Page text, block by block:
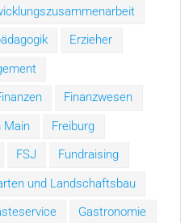
Erzieher
Finanzwesen
Main
Freiburg
FSJ
Fundraising
und Landschaftsbau
Gastronomie